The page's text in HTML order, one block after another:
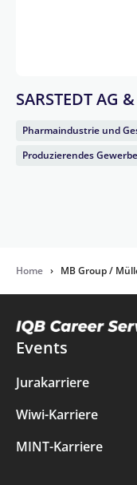
SARSTEDT AG
Pharmaindustrie und
Produzierendes
Home › MB Group /
Events
Jurakarriere
Wiwi-Karriere
MINT-Karriere